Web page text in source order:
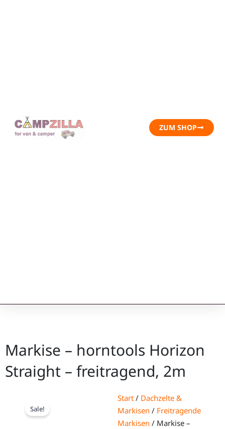
ZUM SHOP
Markise – horntools Horizon
Straight – freitragend, 2m
Sale!
Start / Dachzelte &
Markisen / Freitragende
Markisen / Markise –